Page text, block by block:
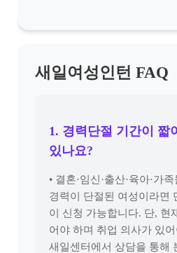
새일여성인턴 FAQ
1. 경력단절 기간이 짧
있나요?
• 결혼·임신·출산·육아·가
경력이 단절된 여성이라면
이 신청 가능합니다. 단, 현
어야 하며 취업 의사가 있
새일센터에서 상담을 통해